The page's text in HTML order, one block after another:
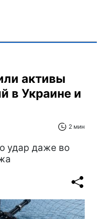
активы
в Украине и
2 мин
удар даже во